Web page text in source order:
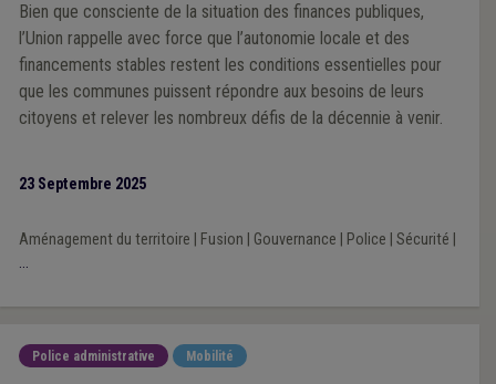
Bien que consciente de la situation des finances publiques,
l’Union rappelle avec force que l’autonomie locale et des
financements stables restent les conditions essentielles pour
que les communes puissent répondre aux besoins de leurs
citoyens et relever les nombreux défis de la décennie à venir.
23 Septembre 2025
Aménagement du territoire Fusion Gouvernance Police Sécurité
...
Police administrative Mobilité